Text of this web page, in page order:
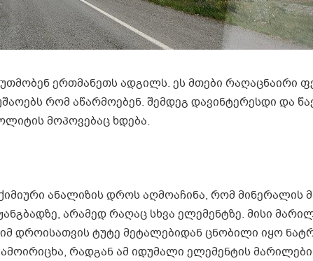
ერთმანეთს ადგილს. ეს მთები რაღაცნაირი
რომ აწარმოებენ. შემდეგ დავინტერესდი და
მოპოვებაც ხდება.
ანალიზის დროს აღმოაჩინა, რომ მინერალის
არამედ რაღაც სხვა ელემენტზე. მისი
დროისათვის ტუტე მეტალებიდან ცნობილი იყო
რადგან ამ იდუმალი ელემენტის